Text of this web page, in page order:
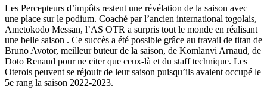
Les Percepteurs d’impôts restent une révélation de la saison avec
une place sur le podium. Coaché par l’ancien international togolais,
Ametokodo Messan, l’AS OTR a surpris tout le monde en réalisant
une belle saison . Ce succès a été possible grâce au travail de titan de
Bruno Avotor, meilleur buteur de la saison, de Komlanvi Arnaud, de
Doto Renaud pour ne citer que ceux-là et du staff technique. Les
Oterois peuvent se réjouir de leur saison puisqu’ils avaient occupé le
5e rang la saison 2022-2023.